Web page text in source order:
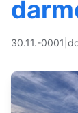
30.11.-0001